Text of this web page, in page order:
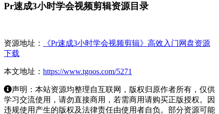
Pr速成3小时学会视频剪辑资源目录
资源地址：
《Pr速成3小时学会视频剪辑》高效入门网盘资源
下载
本文地址： https://www.tgoos.com/5271
声明：本站资源均整理自互联网，版权归原作者所有，仅供
学习交流使用，请勿直接商用，若需商用请购买正版授权。因
违规使用产生的版权及法律责任由使用者自负。部分资源可能